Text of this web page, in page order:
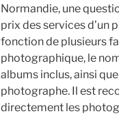
Normandie, une
prix des services d’un
fonction de plusieurs
photographique, le
albums inclus, ainsi
photographe. Il est
directement les